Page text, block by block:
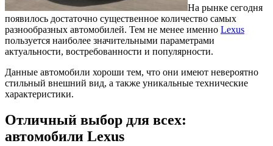
На рынке сегодня
появилось достаточно существенное количество самых
разнообразных автомобилей. Тем не менее именно Lexus
пользуется наиболее значительными параметрами
актуальности, востребованности и популярности.
Данные автомобили хороши тем, что они имеют невероятно
стильный внешний вид, а также уникальные технические
характеристики.
Отличный выбор для всех:
автомобили Lexus